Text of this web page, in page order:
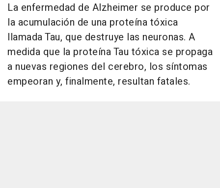
La enfermedad de Alzheimer se produce por
la acumulación de una proteína tóxica
llamada Tau, que destruye las neuronas. A
medida que la proteína Tau tóxica se propaga
a nuevas regiones del cerebro, los síntomas
empeoran y, finalmente, resultan fatales.